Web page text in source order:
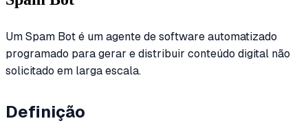
Um Spam Bot é um agente de software automatizado
programado para gerar e distribuir conteúdo digital não
solicitado em larga escala.
Definição